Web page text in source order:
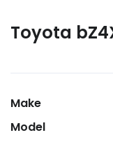
Toyota
Make
Model